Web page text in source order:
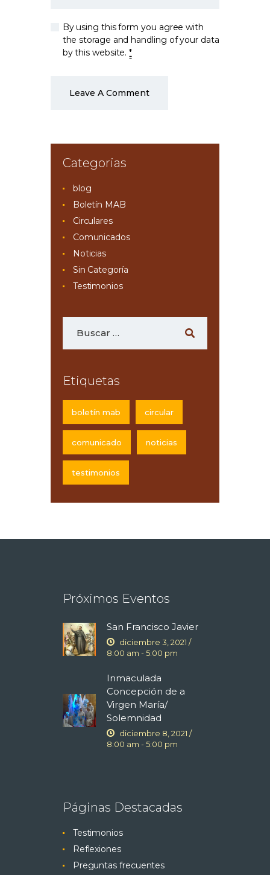
By using this form you agree with
the storage and handling of your data
by this website.*
Categorias
blog
Boletín MAB
Circulares
Comunicados
Noticias
Sin Categoría
Testimonios
Etiquetas
boletín mab circular
comunicado noticias
testimonios
Próximos Eventos
San Francisco Javier
diciembre 3, 2021 /
8:00 am -5:00 pm
Inmaculada
Concepción de a
Virgen María/
Solemnidad
diciembre 8, 2021 /
8:00 am -5:00 pm
Páginas Destacadas
Testimonios
Reflexiones
Preguntas frecuentes